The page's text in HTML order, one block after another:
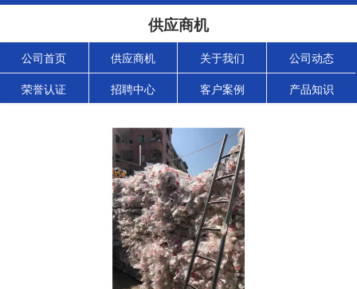
供应商机
公司首页 供应商机 关于我们 公司动态
荣誉认证 招聘中心 客户案例 产品知识